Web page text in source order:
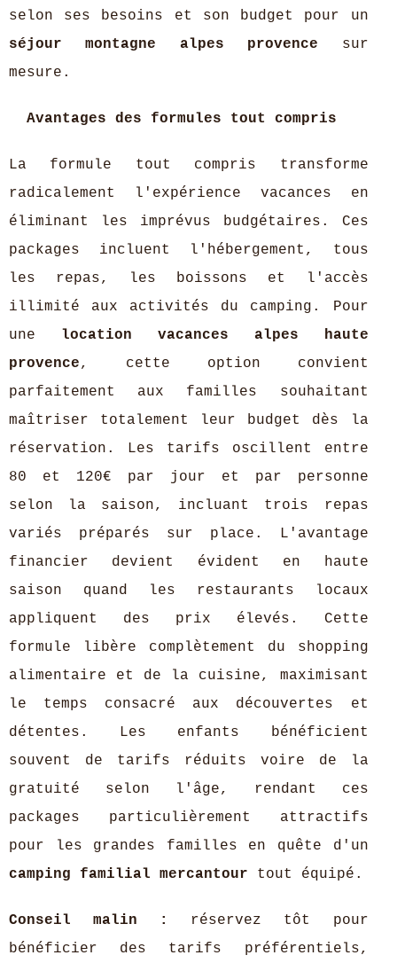
selon ses besoins et son budget pour un
séjour montagne alpes provence sur
mesure.
Avantages des formules tout compris
La formule tout compris transforme
radicalement l'expérience vacances en
éliminant les imprévus budgétaires. Ces
packages incluent l'hébergement, tous
les repas, les boissons et l'accès
illimité aux activités du camping. Pour
une
location vacances alpes haute
provence, cette option convient
parfaitement aux familles souhaitant
maîtriser totalement leur budget dès la
réservation. Les tarifs oscillent entre
80 et 120€ par jour et par personne
selon la saison, incluant trois repas
variés préparés sur place. L'avantage
financier devient évident en haute
saison quand les restaurants locaux
appliquent des prix élevés. Cette
formule libère complètement du shopping
alimentaire et de la cuisine, maximisant
le temps consacré aux découvertes et
détentes. Les enfants bénéficient
souvent de tarifs réduits voire de la
gratuité selon l'âge, rendant ces
packages particulièrement attractifs
pour les grandes familles en quête d'un
camping familial mercantour tout équipé.
Conseil malin :
réservez tôt pour
bénéficier des tarifs préférentiels,